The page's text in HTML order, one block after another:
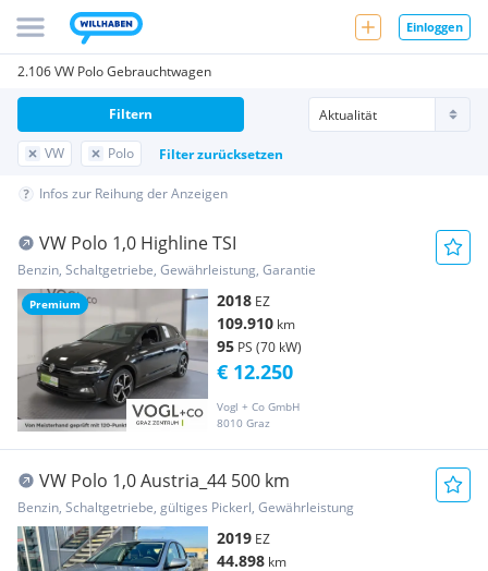
Einloggen
2.106 VW Polo Gebrauchtwagen
VW Polo Filter zurücksetzen
Filtern
Infos zur Reihung der Anzeigen
Premium
VW Polo 1,0 Highline TSI
Benzin, Schaltgetriebe, Gewährleistung, Garantie
2018 EZ
109.910 km
95 PS (70 kW)
Vogl + Co GmbH
8010 Graz
€ 12.250
VW Polo 1,0 Austria_44 500 km
Benzin, Schaltgetriebe, gültiges Pickerl, Gewährleistung
2019 EZ
44.898 km